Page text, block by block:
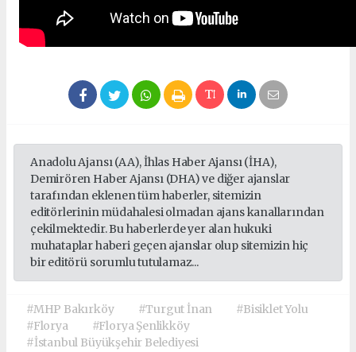
Anadolu Ajansı (AA), İhlas Haber Ajansı (İHA),
Demirören Haber Ajansı (DHA) ve diğer ajanslar
tarafından eklenen tüm haberler, sitemizin
editörlerinin müdahalesi olmadan ajans kanallarından
çekilmektedir. Bu haberlerde yer alan hukuki
muhataplar haberi geçen ajanslar olup sitemizin hiç
bir editörü sorumlu tutulamaz...
#MHP Bakırköy #Turgut İnan
#Bisiklet Yolu
#Florya
#Florya Şenlikköy
#İstanbul Büyükşehir Belediyesi